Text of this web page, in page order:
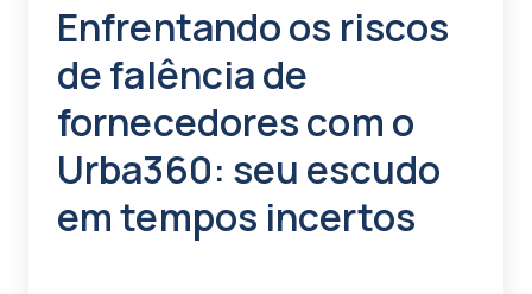
Enfrentando os riscos
de falência de
fornecedores com o
Urba360: seu escudo
em tempos incertos